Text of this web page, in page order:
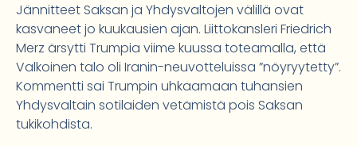
Jännitteet Saksan ja Yhdysvaltojen välillä ovat
kasvaneet jo kuukausien ajan. Liittokansleri Friedrich
Merz ärsytti Trumpia viime kuussa toteamalla, että
Valkoinen talo oli Iranin-neuvotteluissa ”nöyryytetty”.
Kommentti sai Trumpin uhkaamaan tuhansien
Yhdysvaltain sotilaiden vetämistä pois Saksan
tukikohdista.